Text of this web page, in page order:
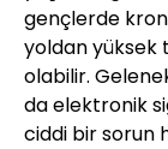
gençlerde
yoldan yüksek
olabilir.
da elektronik
ciddi bir sorun